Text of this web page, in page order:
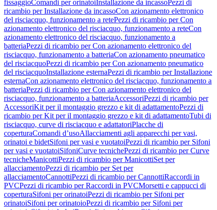
fissaggioComandi per orinatoiInstallazione da incassoPezzi di
ricambio per Installazione da incassoCon azionamento elettronico
del risciacquo, funzionamento a retePezzi di ricambio per Con
azionamento elettronico del risciacquo, funzionamento a reteCon
azionamento elettronico del risciacquo, funzionamento a
batteriaPezzi di ricambio per Con azionamento elettronico del
risciacquo, funzionamento a batteriaCon azionamento pneumatico
del risciacquoPezzi di ricambio per Con azionamento pneumatico
del risciacquoInstallazione esternaPezzi di ricambio per Installazione
esternaCon azionamento elettronico del risciacquo, funzionamento a
batteriaPezzi di ricambio per Con azionamento elettronico del
risciacquo, funzionamento a batteriaAccessoriPezzi di ricambio per
AccessoriKit per il montaggio grezzo e kit di adattamentoPezzi di
ricambio per Kit per il montaggio grezzo e kit di adattamentoTubi di
risciacquo, curve di risciacquo e adattatoriPlacche di
coperturaComandi d’usoAllacciamenti agli apparecchi per vasi,
orinatoi e bidetSifoni per vasi e vuotatoiPezzi di ricambio per Sifoni
per vasi e vuotatoiSifoniCurve tecnichePezzi di ricambio per Curve
tecnicheManicottiPezzi di ricambio per ManicottiSet per
allacciamentoPezzi di ricambio per Set per
allacciamentoCannottiPezzi di ricambio per CannottiRaccordi in
PVCPezzi di ricambio per Raccordi in PVCMorsetti e cappucci di
coperturaSifoni per orinatoiPezzi di ricambio per Sifoni per
orinatoiSifoni per orinatoioPezzi di ricambio per Sifoni per